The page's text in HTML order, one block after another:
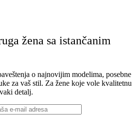
žena sa istančanim
o najnovijim modelima, posebne
za vaš stil. Za žene koje vole kvalitetnu
detalj.